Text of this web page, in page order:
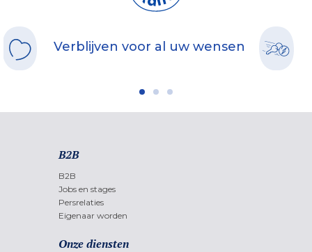
Verblijven voor al uw wensen
B2B
B2B
Jobs en stages
Persrelaties
Eigenaar worden
Onze diensten